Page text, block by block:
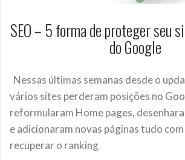
SEO – 5 forma de proteger seu
do Google
Nessas últimas semanas desde o
vários sites perderam posições no
reformularam Home pages,
e adicionaram novas páginas tudo
recuperar o ranking